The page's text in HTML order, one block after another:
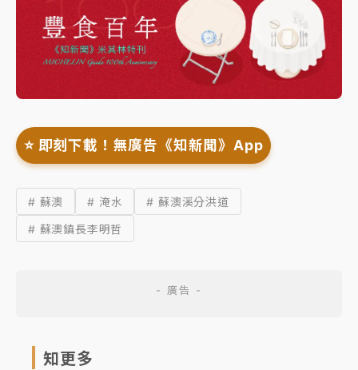
⭐️ 即刻下載！無廣告《知新聞》App
# 蘇澳 # 淹水
# 蘇澳溪分洪道
# 蘇澳鎮長李明哲
知更多